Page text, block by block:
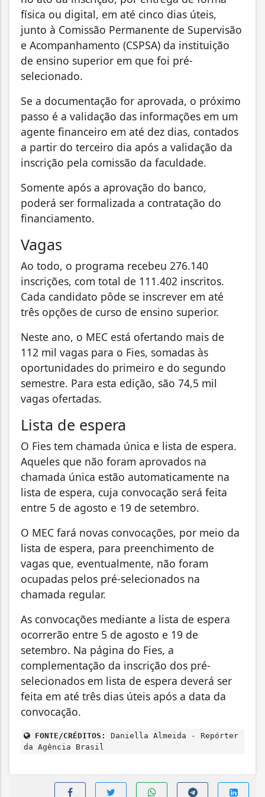
física ou digital, em até cinco dias úteis,
junto à Comissão Permanente de Supervisão
e Acompanhamento (CSPSA) da instituição
de ensino superior em que foi pré-
selecionado.
Se a documentação for aprovada, o próximo
passo é a validação das informações em um
agente financeiro em até dez dias, contados
a partir do terceiro dia após a validação da
inscrição pela comissão da faculdade.
Somente após a aprovação do banco,
poderá ser formalizada a contratação do
financiamento.
Vagas
Ao todo, o programa recebeu 276.140
inscrições, com total de 111.402 inscritos.
Cada candidato pôde se inscrever em até
três opções de curso de ensino superior.
Neste ano, o MEC está ofertando mais de
112 mil vagas para o Fies, somadas às
oportunidades do primeiro e do segundo
semestre. Para esta edição, são 74,5 mil
vagas ofertadas.
Lista de espera
O Fies tem chamada única e lista de espera.
Aqueles que não foram aprovados na
chamada única estão automaticamente na
lista de espera, cuja convocação será feita
entre 5 de agosto e 19 de setembro.
O MEC fará novas convocações, por meio da
lista de espera, para preenchimento de
vagas que, eventualmente, não foram
ocupadas pelos pré-selecionados na
chamada regular.
As convocações mediante a lista de espera
ocorrerão entre 5 de agosto e 19 de
setembro. Na página do Fies, a
complementação da inscrição dos pré-
selecionados em lista de espera deverá ser
feita em até três dias úteis após a data da
convocação.
FONTE/CRÉDITOS:
Daniella Almeida - Repórter
da Agência Brasil